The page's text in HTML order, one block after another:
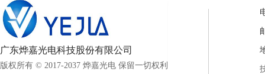
广东烨嘉光电科技股份有限公司
版权所有 © 2017-2037 烨嘉光电 保留一切权利